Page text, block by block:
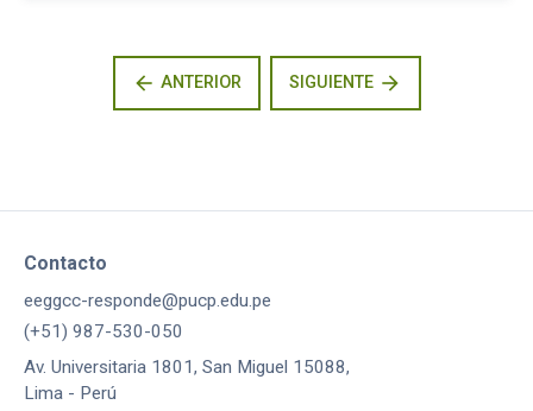
arrow_back ANTERIOR SIGUIENTE arrow_forward
Contacto
eeggcc-responde@pucp.edu.pe
(+51) 987-530-050
Av. Universitaria 1801, San Miguel 15088,
Lima - Perú